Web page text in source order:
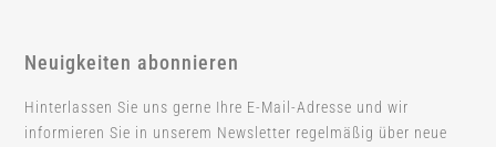
Neuigkeiten abonnieren
Hinterlassen Sie uns gerne Ihre E-Mail-Adresse und wir
informieren Sie in unserem Newsletter regelmäßig über neue